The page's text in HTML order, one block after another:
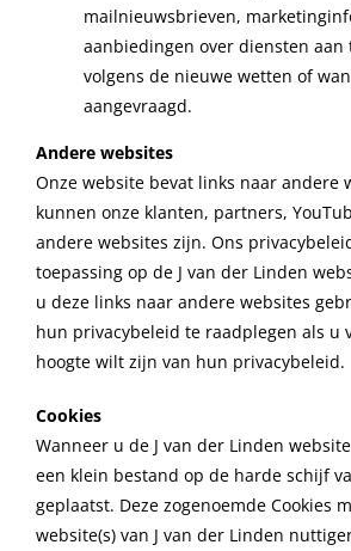
mailnieuwsbrieven,
aanbiedingen over diensten aan
volgens de nieuwe wetten of
aangevraagd.
Andere websites
Onze website bevat links naar andere
kunnen onze klanten, partners,
andere websites zijn. Ons
toepassing op de J van der Linden
u deze links naar andere websites
hun privacybeleid te raadplegen als u
hoogte wilt zijn van hun privacybeleid.
Cookies
Wanneer u de J van der Linden
een klein bestand op de harde schijf
geplaatst. Deze zogenoemde Cookies
website(s) van J van der Linden